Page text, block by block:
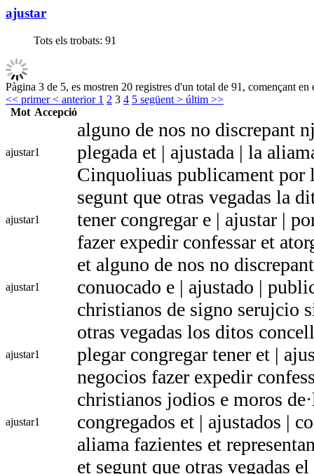
ajustar
Tots els trobats: 91
Pàgina 3 de 5, es mostren 20 registres d'un total de 91, començant
<< primer< anterior 1 2 3 4 5 següent > últim >>
Mot Accepció
ajustar1
alguno de nos no discrepant
plegada et | ajustada | la
Cinquoliuas publicament por
ajustar1
segunt que otras vegadas la
tener congregar e | ajustar |
fazer expedir confessar et
ajustar1
et alguno de nos no
conuocado e | ajustado |
christianos de signo serujcio
ajustar1
otras vegadas los ditos
plegar congregar tener et |
negocios fazer expedir
ajustar1
christianos jodios e moros
congregados et | ajustados |
aliama fazientes et
et segunt que otras vegadas